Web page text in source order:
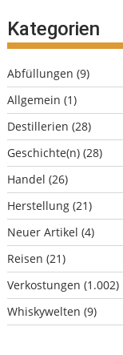
Kategorien
Abfüllungen (9)
Allgemein (1)
Destillerien (28)
Geschichte(n) (28)
Handel (26)
Herstellung (21)
Neuer Artikel (4)
Reisen (21)
Verkostungen (1.002)
Whiskywelten (9)